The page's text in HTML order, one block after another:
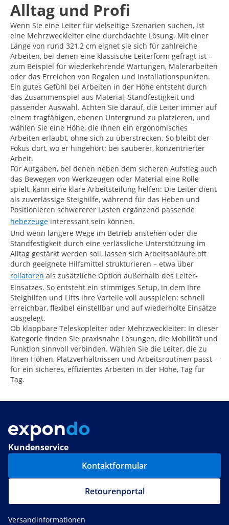
Alltag und Profi
Wenn Sie eine Leiter für vielseitige Szenarien suchen, ist
eine Mehrzweckleiter eine durchdachte Lösung. Mit einer
Länge von rund 321,2 cm eignet sie sich für zahlreiche
Arbeiten, bei denen eine klassische Leiterform gefragt ist –
zum Beispiel für wiederkehrende Wartungen, Malerarbeiten
oder das Erreichen von Regalen und Installationspunkten.
Ein gutes Gefühl bei Arbeiten in der Höhe entsteht durch
das Zusammenspiel aus Material, Standfestigkeit und
passender Auswahl. Achten Sie darauf, die Leiter immer auf
einem tragfähigen, ebenen Untergrund zu platzieren, und
wählen Sie eine Höhe, die Ihnen ein ergonomisches
Arbeiten erlaubt, ohne sich zu überstrecken. So bleibt der
Fokus dort, wo er hingehört: bei sauberer, konzentrierter
Arbeit.
Für Aufgaben, bei denen neben dem sicheren Aufstieg auch
das Bewegen von Werkzeugen oder Material eine Rolle
spielt, kann eine klare Arbeitsteilung helfen: Die Leiter dient
als zuverlässige Steighilfe, während für das Heben und
Positionieren schwererer Lasten ergänzend passende
hebezeuge interessant sein können.
Und wenn längere Wege im Betrieb anstehen oder die
Standfestigkeit durch eine verlässliche Unterstützung im
Alltag gestärkt werden soll, lassen sich Arbeitsabläufe oft
durch geeignete Hilfsmittel strukturieren – etwa über
rollatoren als zusätzliche Option außerhalb des Leiter-
Einsatzes. So entsteht ein stimmiges Setup, in dem Ihre
Steighilfen und Lifts ihre Vorteile voll ausspielen: schnell
erreichbar, flexibel einstellbar und auf wiederholte Einsätze
ausgelegt.
Ob klappbare Teleskopleiter oder Mehrzweckleiter: In dieser
Kategorie finden Sie praxisnahe Lösungen, die Mobilität und
Funktion sinnvoll verbinden. Wählen Sie die Leiter, die zu
Ihren Höhen, Platzverhältnissen und Arbeitsroutinen passt –
für ein sicheres, effizientes Arbeiten in der Höhe, Tag für
Tag.
Kundenservice
Kontaktformular
Retourenportal
Versandinformationen